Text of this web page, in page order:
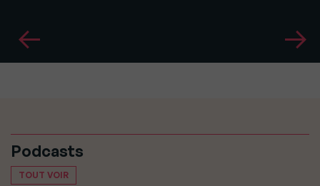
Podcasts
TOUT VOIR